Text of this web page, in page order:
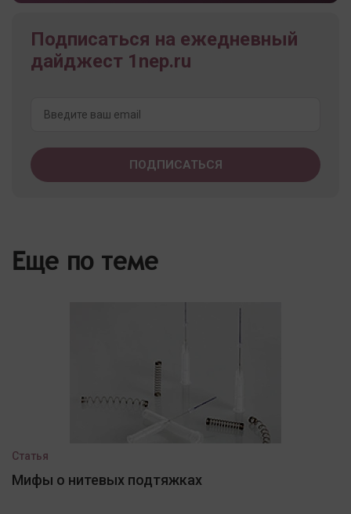
Подписаться на ежедневный
дайджест 1nep.ru
Еще по теме
Статья
Мифы о нитевых подтяжках